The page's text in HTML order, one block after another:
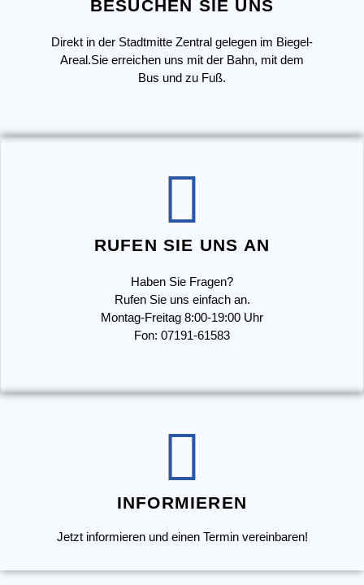
BESUCHEN SIE UNS
Direkt in der Stadtmitte Zentral gelegen im Biegel-
Areal.Sie erreichen uns mit der Bahn, mit dem
Bus und zu Fuß.
RUFEN SIE UNS AN
Haben Sie Fragen?
Rufen Sie uns einfach an.
Montag-Freitag 8:00-19:00 Uhr
Fon: 07191-61583
INFORMIEREN
Jetzt informieren und einen Termin vereinbaren!